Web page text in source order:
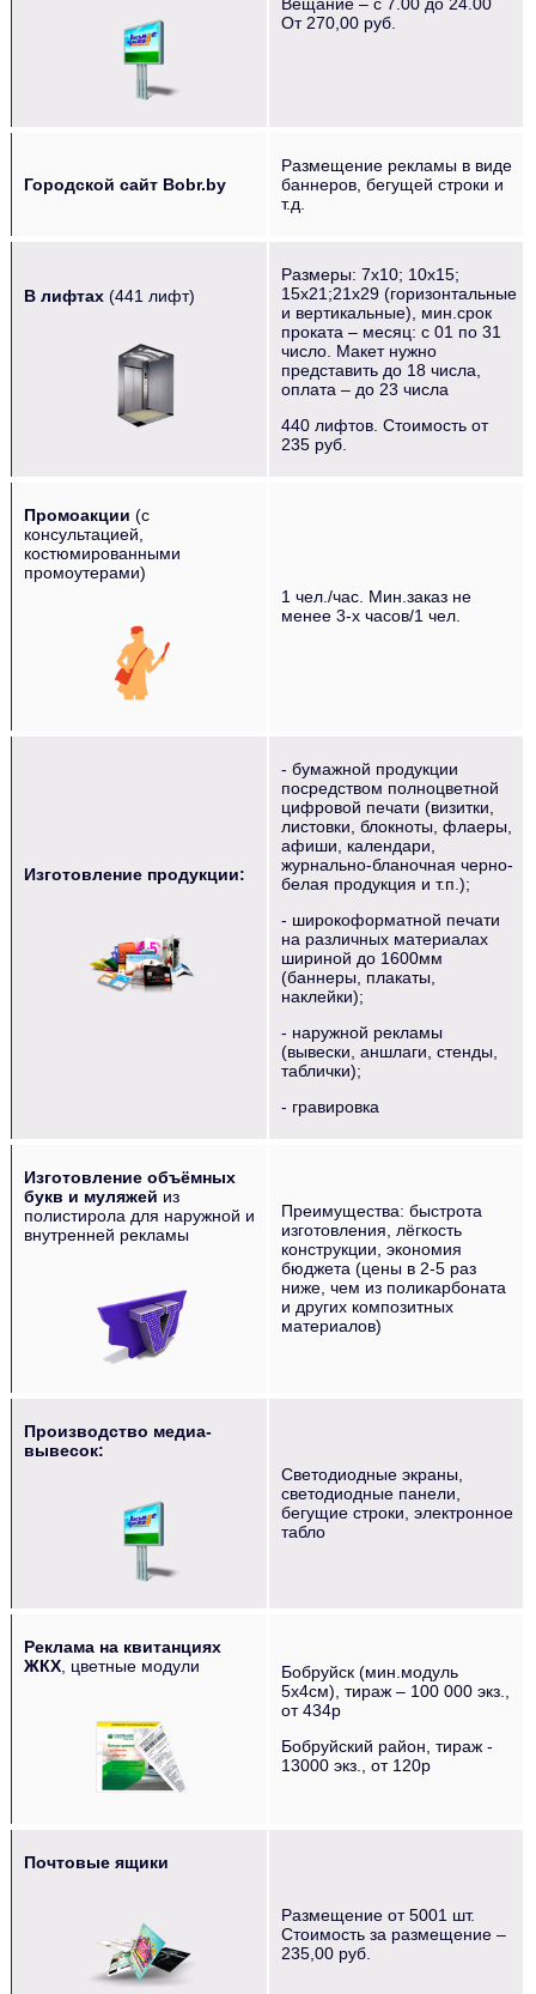
От 270,00 руб.
Городской сайт Bobr.by
Размещение рекламы в виде
баннеров, бегущей строки и
т.д.
В лифтах(441 лифт)
Размеры: 7х10; 10х15;
15х21;21х29 (горизонтальные
и вертикальные), мин.срок
проката – месяц: с 01 по 31
число. Макет нужно
представить до 18 числа,
оплата – до 23 числа
440 лифтов. Стоимость от
235 руб.
Промоакции (с
консультацией,
костюмированными
промоутерами)
1 чел./час. Мин.заказ не
менее 3-х часов/1 чел.
Изготовление продукции:
- бумажной продукции
посредством полноцветной
цифровой печати (визитки,
листовки, блокноты, флаеры,
афиши, календари,
журнально-бланочная черно-
белая продукция и т.п.);
- широкоформатной печати
на различных материалах
шириной до 1600мм
(баннеры, плакаты,
наклейки);
- наружной рекламы
(вывески, аншлаги, стенды,
таблички);
- гравировка
Изготовление объёмных
букв и муляжей из
полистирола для наружной и
внутренней рекламы
Преимущества: быстрота
изготовления, лёгкость
конструкции, экономия
бюджета (цены в 2-5 раз
ниже, чем из поликарбоната
и других композитных
материалов)
Производство медиа-
вывесок:
Светодиодные экраны,
светодиодные панели,
бегущие строки, электронное
табло
Реклама на квитанциях
ЖКХ, цветные модули
Бобруйск (мин.модуль
5х4см), тираж – 100 000 экз.,
от 434р
Бобруйский район, тираж -
13000 экз., от 120р
Почтовые ящики
Размещение от 5001 шт.
Стоимость за размещение –
235,00 руб.